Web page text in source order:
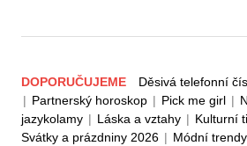
DOPORUČUJEME Děsivá telefonní
| Partnerský horoskop | Pick me girl |
jazykolamy | Láska a vztahy | Kulturní
Svátky a prázdniny 2026 | Módní